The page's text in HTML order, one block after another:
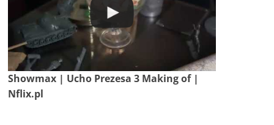
Showmax | Ucho Prezesa 3 Making of |
Nflix.pl